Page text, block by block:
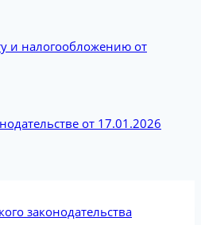
и налогообложению от
от 17.01.2026
законодательства